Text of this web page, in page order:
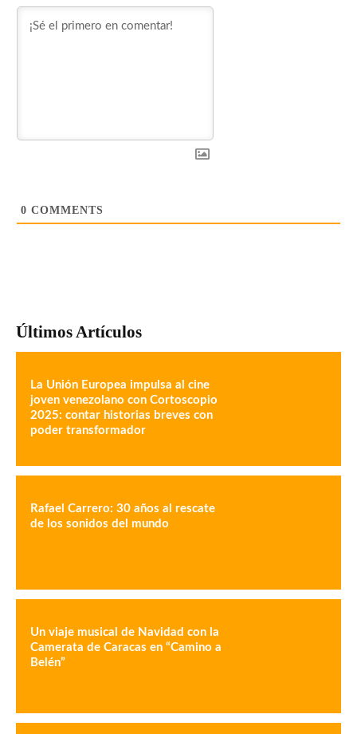
0 COMMENTS
Últimos Artículos
La Unión Europea impulsa al cine
joven venezolano con Cortoscopio
2025: contar historias breves con
poder transformador
Rafael Carrero: 30 años al rescate
de los sonidos del mundo
Un viaje musical de Navidad con la
Camerata de Caracas en “Camino a
Belén”